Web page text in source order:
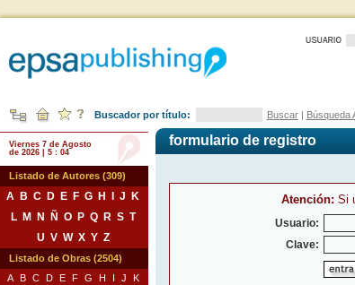
Buscador por título: Buscar| Búsqueda
Viernes 7 de Agosto
de 2026 | 5 : 04
Listado de Autores (309)
A B C D E F G H J
K
L
M N Ñ O P Q R S T
U V W X Y Z
Listado de Obras (2504)
A
B C D E F G H I J
K
formulario de registro
Atención: Si
Usuario:
Clave: